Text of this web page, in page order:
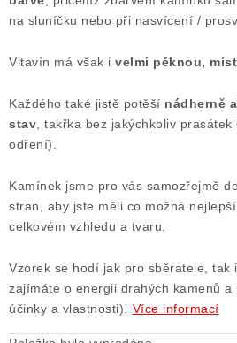
Formulář pro odstoupení od smlouvy
Poučení o právu na odstoupení od
na sluníčku nebo při nasvícení /
Vltavín má však i velmi pěknou,
Každého také jistě potěší nádherně
stav , takřka bez jakýchkoliv
odření).
Kamínek jsme pro vás samozřejmě
stran, aby jste měli co možná
celkovém vzhledu a tvaru.
Vzorek se hodí jak pro sběratele, tak
zajímáte o energii drahých kamenů
účinky a vlastnosti).
Více informací